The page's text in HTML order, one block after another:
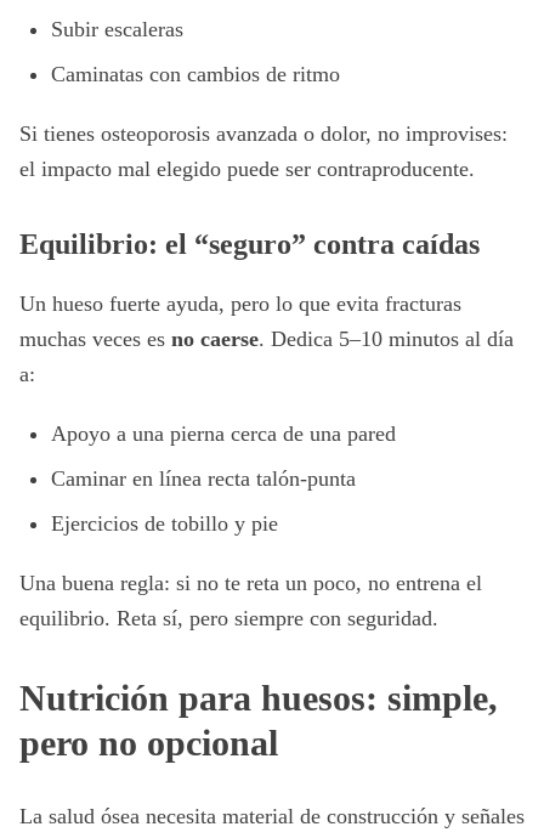
Subir escaleras
Caminatas con cambios de ritmo
Si tienes osteoporosis avanzada o dolor, no improvises:
el impacto mal elegido puede ser contraproducente.
Equilibrio: el “seguro” contra caídas
Un hueso fuerte ayuda, pero lo que evita fracturas
muchas veces es no caerse. Dedica 5–10 minutos al día
a:
Apoyo a una pierna cerca de una pared
Caminar en línea recta talón-punta
Ejercicios de tobillo y pie
Una buena regla: si no te reta un poco, no entrena el
equilibrio. Reta sí, pero siempre con seguridad.
Nutrición para huesos: simple,
pero no opcional
La salud ósea necesita material de construcción y señales